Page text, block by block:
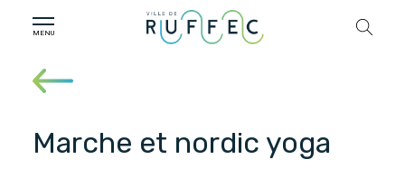
Marche et nordic yoga